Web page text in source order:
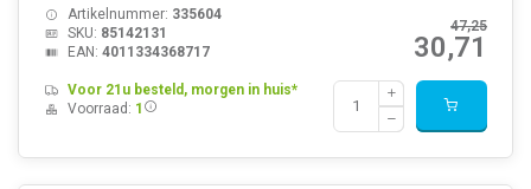
47,25
30,71
Artikelnummer: 335604
SKU: 85142131
EAN: 4011334368717
Voor 21u besteld, morgen in huis*
Voorraad: 1